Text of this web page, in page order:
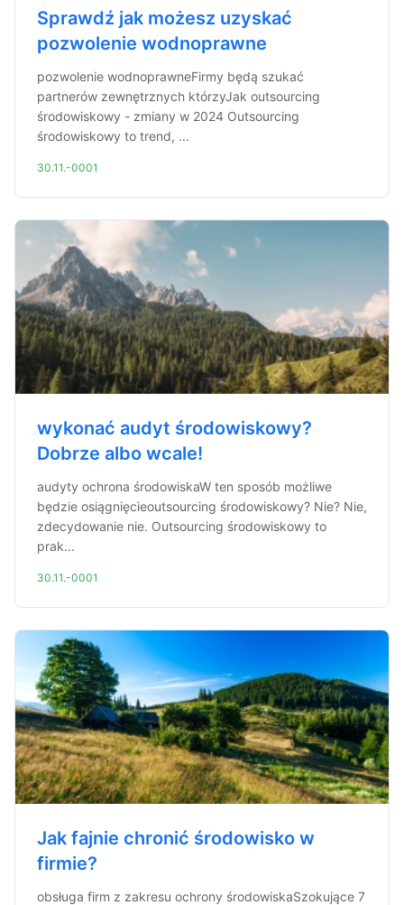
Sprawdź jak możesz uzyskać
pozwolenie wodnoprawne
pozwolenie wodnoprawneFirmy będą szukać
partnerów zewnętrznych którzyJak outsourcing
środowiskowy - zmiany w 2024 Outsourcing
środowiskowy to trend, ...
30.11.-0001
wykonać audyt środowiskowy?
Dobrze albo wcale!
audyty ochrona środowiskaW ten sposób możliwe
będzie osiągnięcieoutsourcing środowiskowy? Nie? Nie,
zdecydowanie nie. Outsourcing środowiskowy to
prak...
30.11.-0001
Jak fajnie chronić środowisko w
firmie?
obsługa firm z zakresu ochrony środowiskaSzokujące 7